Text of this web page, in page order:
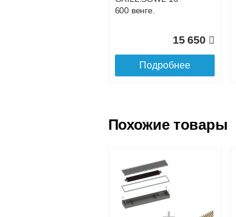
600 венге.
15 650
Подробнее
Конвектор
Похожие товары